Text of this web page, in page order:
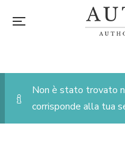
Non è stato trovato
corrisponde alla tua